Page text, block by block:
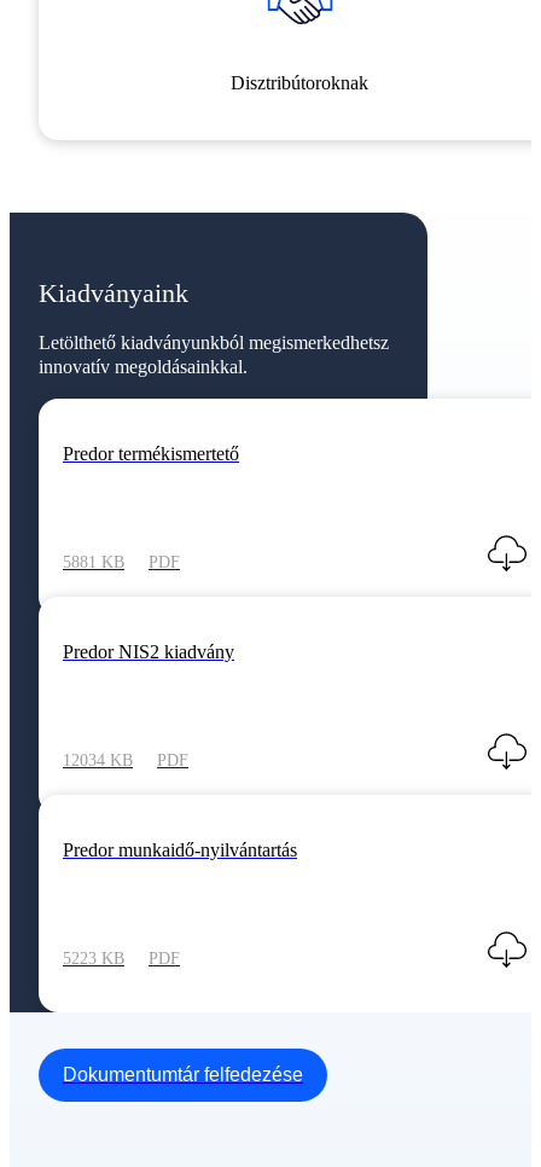
Disztribútoroknak
Kiadványaink
Letölthető kiadványunkból megismerkedhetsz
innovatív megoldásainkkal.
Predor termékismertető
5881 KB PDF
Predor NIS2 kiadvány
12034 KB PDF
Predor munkaidő-nyilvántartás
5223 KB PDF
Dokumentumtár felfedezése